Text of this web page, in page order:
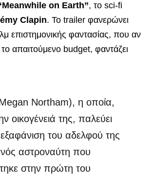
on Earth”, το sci-fi
Clapin. Το trailer φανερώνει
επιστημονικής φαντασίας, που αν
το απαιτούμενο budget, φαντάζει
Northam), η οποία,
οικογένειά της, παλεύει
του αδελφού της
αστροναύτη που
στην πρώτη του